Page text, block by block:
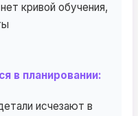
кривой обучения,
в планировании:
исчезают в